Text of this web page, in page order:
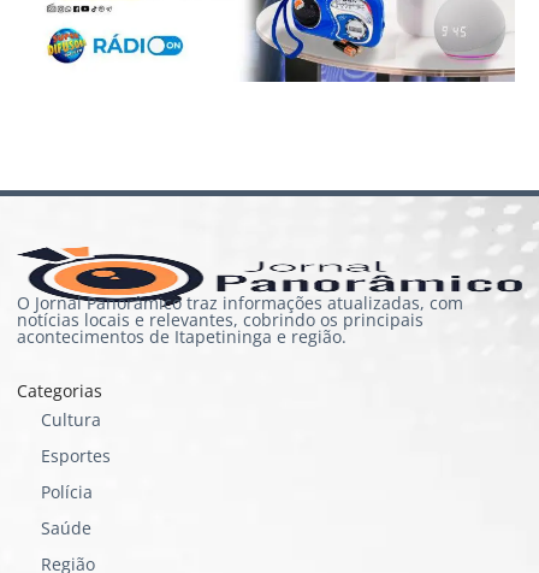
O Jornal Panorâmico traz informações atualizadas, com
notícias locais e relevantes, cobrindo os principais
acontecimentos de Itapetininga e região.
Categorias
Cultura
Esportes
Polícia
Saúde
Região